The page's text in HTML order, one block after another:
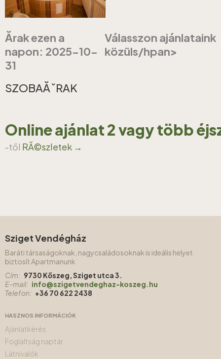
Ărak ezen a
napon: 2025-10-
31
Válasszon ajánlataink
közüls/hpan>
SZOBAĂˇRAK
Online ajánlat 2 vagy több
-től RĂ©szletek →
Sziget Vendégház
Baráti társaságoknak, nagycsaládosoknak is ideális helyet
biztosít Apartmanunk
Cím: 9730 Kőszeg, Sziget utca 3.
E-mail: info@szigetvendeghaz-koszeg.hu
Telefon: +36 70 622 2438
HASZNOS INFORMÁCIÓK
Ajánlatkérés
Foglaltság naptár
Látnivalók